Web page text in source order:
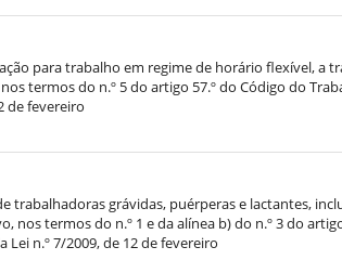
para trabalho em regime de horário flexível, a
termos do n.º 5 do artigo 57.º do Código do
de fevereiro
trabalhadoras grávidas, puérperas e lactantes,
nos termos do n.º 1 e da alínea b) do n.º 3 do
n.º 7/2009, de 12 de fevereiro